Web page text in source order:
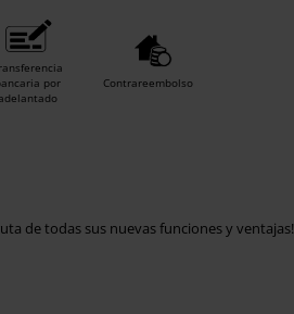
por
Contrareembolso
de todas sus nuevas funciones y ventajas!